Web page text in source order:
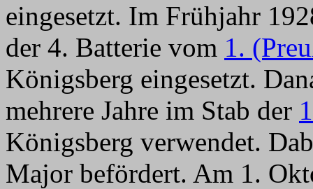
eingesetzt. Im Frühjahr
der 4. Batterie vom 1.
Königsberg eingesetzt.
mehrere Jahre im Stab der
Königsberg verwendet.
Major befördert. Am 1.